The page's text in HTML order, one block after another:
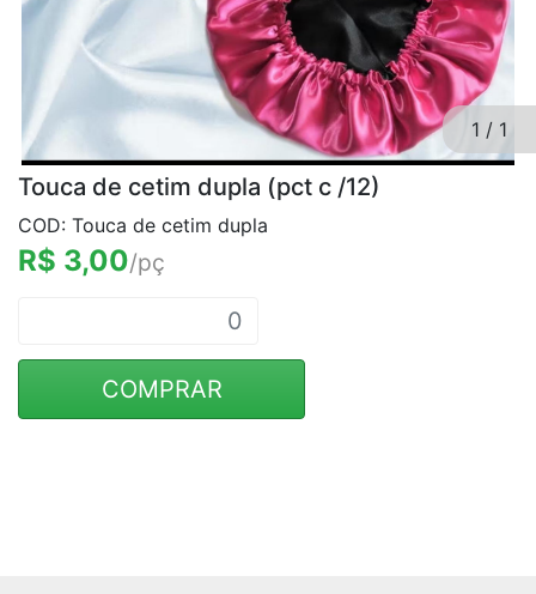
1 / 1
Touca de cetim dupla (pct c /12)
COD: Touca de cetim dupla
R$ 3,00/pç
COMPRAR